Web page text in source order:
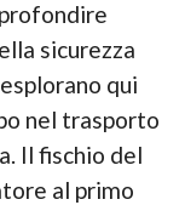
sicurezza
qui
nel trasporto
Il fischio del
al primo